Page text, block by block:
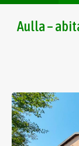
Aulla –